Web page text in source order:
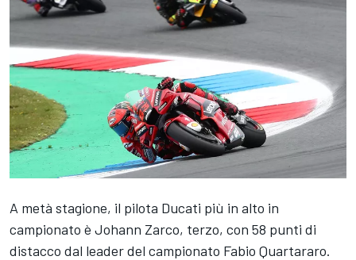
A metà stagione, il pilota Ducati più in alto in
campionato è Johann Zarco, terzo, con 58 punti di
distacco dal leader del campionato Fabio Quartararo.